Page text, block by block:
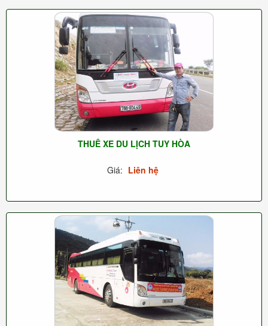
THUÊ XE DU LỊCH TUY HÒA
Giá: Liên hệ